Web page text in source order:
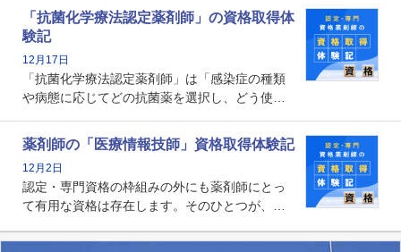
関する資格として、2009年に発足しました。薬
剤師の専門性を活かして高度化するがん医療に
貢献する姿は、今も病院薬剤師にとって一目置
かれる存在です。
「抗菌化学療法認定薬剤師」の資格取得体
験記
12月17日
「抗菌化学療法認定薬剤師」は「感染症の種類
や病態に応じてどの抗菌薬を選択し、どう使っ
る薬剤師です。現在、感染防止対策加算の施設
基準に専任の薬剤師配置が挙げられており、今
後は感染症領域で薬剤師に、より多くの役割が
求められる可能性もあります。
薬剤師の「医療情報技師」資格取得体験記
12月2日
認定・専門資格の枠組みの外にも薬剤師にとっ
て有用な資格は存在します。そのひとつが、
査データ、投薬歴など非常に多岐にわたる医療